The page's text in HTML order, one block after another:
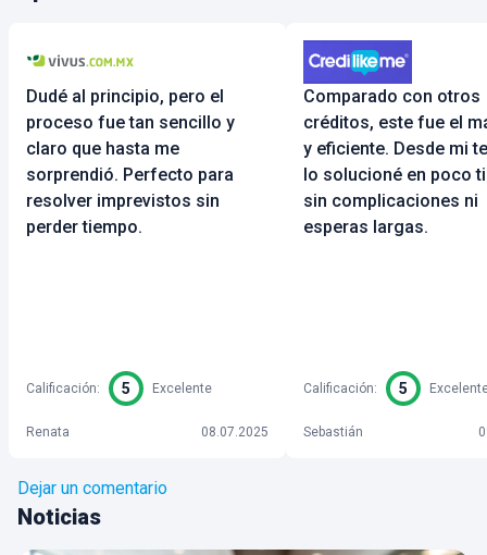
Dudé al principio, pero el
proceso fue tan sencillo y
claro que hasta me
sorprendió. Perfecto para
resolver imprevistos sin
perder tiempo.
Calificación: 5 Excelente
Renata 08.07.2025
Comparado con otros
créditos, este fue el
y eficiente. Desde mi
lo solucioné en poco
sin complicaciones ni
esperas largas.
Calificación: 5
Sebastián
Dejar un comentario
Noticias